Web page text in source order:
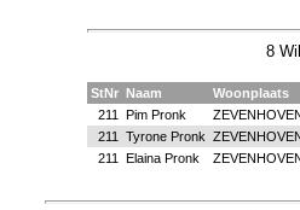
8
StNr Naam
Woonplaats
211
Pim Pronk
211
Tyrone Pronk
211
Elaina Pronk